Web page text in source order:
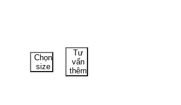
Chọn
size
Tư
vấn
thêm